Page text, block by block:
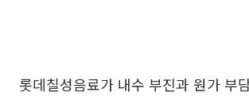
롯데칠성음료가 내수 부진과 원가 부